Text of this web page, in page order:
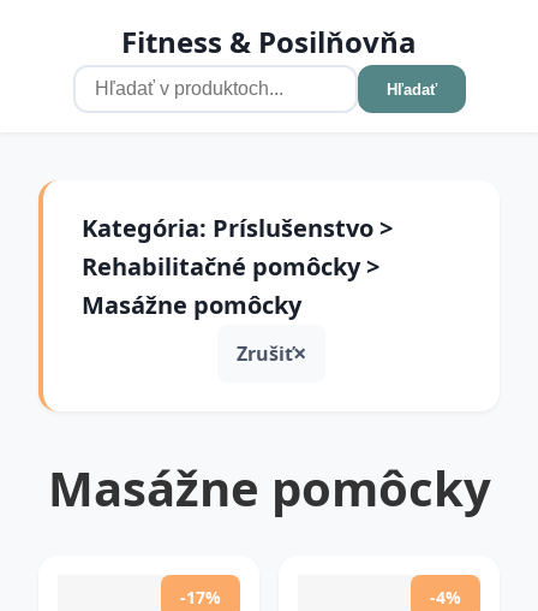
Fitness & Posilňovňa
Hľadať
Kategória: Príslušenstvo >
Rehabilitačné pomôcky >
Masážne pomôcky
Zrušiť
Masážne pomôcky
-17% -4%